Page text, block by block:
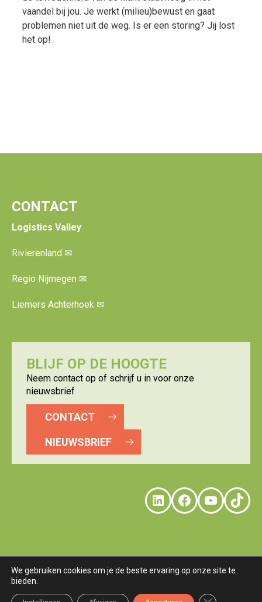
vaandel bij jou. Je werkt (milieu)bewust en gaat
problemen niet uit de weg. Is er een storing? Jij lost
het op!
CONTACT
Logistics Valley
Rivierenland ✉
Regio Nijmegen ✉
Liemers Achterhoek ✉
BLIJF OP DE HOOGTE
Neem contact op of schrijf u in voor onze
nieuwsbrief
CONTACT
NIEUWSBRIEF
LinkedIn
Facebook
© LOGISTICS VALLEY
TERMS
We gebruiken cookies om je de beste ervaring op onze site te
bieden.